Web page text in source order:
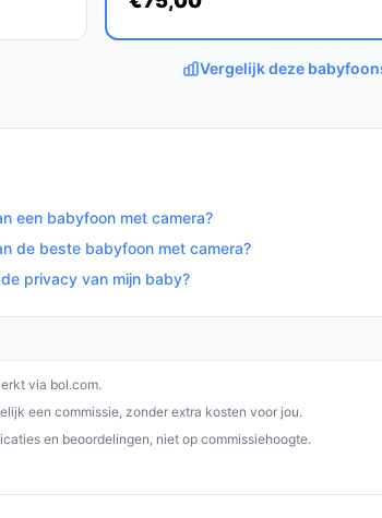
is deze babyfoon een waardevolle
Vergelijk deze
een babyfoon met camera?
de beste babyfoon met camera?
privacy van mijn baby?
via bol.com.
een commissie, zonder extra kosten voor jou.
en beoordelingen, niet op commissiehoogte.